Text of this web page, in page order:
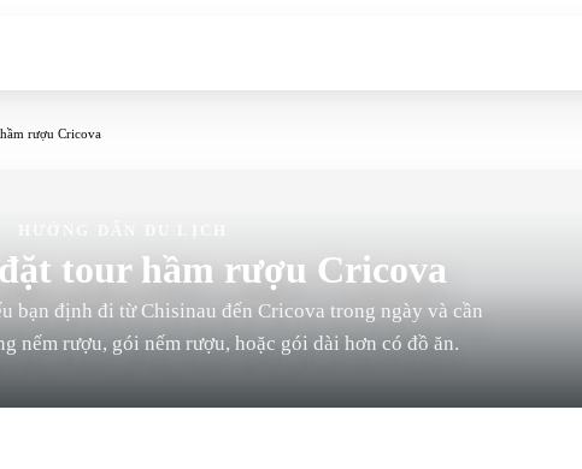
rượu Cricova
tour hầm rượu Cricova
bạn định đi từ Chisinau đến Cricova trong ngày và cần
nếm rượu, gói nếm rượu, hoặc gói dài hơn có đồ ăn.